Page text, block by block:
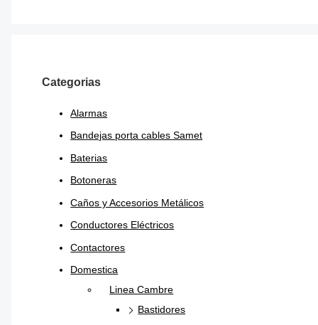
Categorias
Alarmas
Bandejas porta cables Samet
Baterias
Botoneras
Caños y Accesorios Metálicos
Conductores Eléctricos
Contactores
Domestica
Linea Cambre
Bastidores
$1.034,38